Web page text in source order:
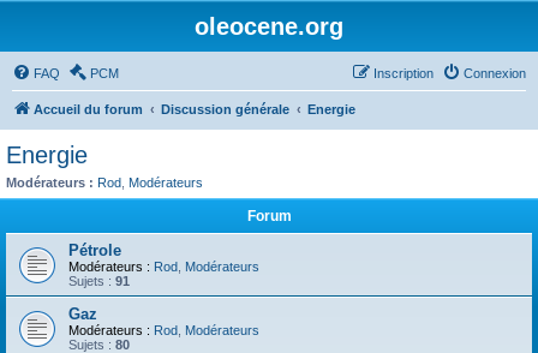
oleocene.org
FAQ PCM Connexion
Inscription
Accueil du forum Discussion générale Energie
Energie
Modérateurs : Rod Modérateurs
Forum
Pétrole
Modérateurs : Rod Modérateurs
Sujets : 91
Gaz
Modérateurs : Rod Modérateurs
Sujets : 80